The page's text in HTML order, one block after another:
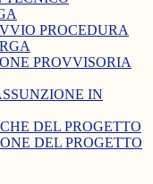
PROCEDURA
PROVVISORIA
IN
DEL PROGETTO
DEL PROGETTO